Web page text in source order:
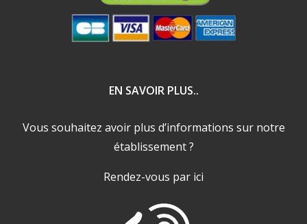
EN SAVOIR PLUS..
Vous souhaitez avoir plus d’informations sur notre
établissement ?
Rendez-vous par ici